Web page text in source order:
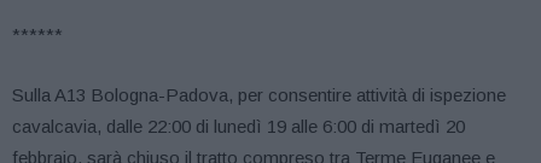
******
Sulla A13 Bologna-Padova, per consentire attività di ispezione
cavalcavia, dalle 22:00 di lunedì 19 alle 6:00 di martedì 20
febbraio, sarà chiuso il tratto compreso tra Terme Euganee e